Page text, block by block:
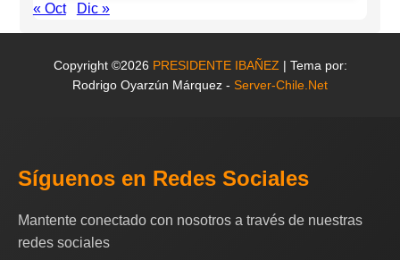
« Oct Dic »
Copyright ©2026 PRESIDENTE IBAÑEZ | Tema por:
Rodrigo Oyarzún Márquez - Server-Chile.Net
Síguenos en Redes Sociales
Mantente conectado con nosotros a través de nuestras
redes sociales